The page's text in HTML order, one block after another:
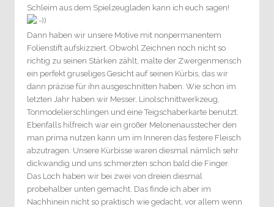
Schleim aus dem Spielzeugladen kann ich euch sagen!
Dann haben wir unsere Motive mit nonpermanentem
Folienstift aufskizziert. Obwohl Zeichnen noch nicht so
richtig zu seinen Stärken zählt, malte der Zwergenmensch
ein perfekt gruseliges Gesicht auf seinen Kürbis, das wir
dann präzise für ihn ausgeschnitten haben. Wie schon im
letzten Jahr haben wir Messer, Linolschnittwerkzeug,
Tonmodelierschlingen und eine Teigschaberkarte benutzt.
Ebenfalls hilfreich war ein großer Melonenausstecher den
man prima nutzen kann um im Inneren das festere Fleisch
abzutragen. Unsere Kürbisse waren diesmal nämlich sehr
dickwandig und uns schmerzten schon bald die Finger.
Das Loch haben wir bei zwei von dreien diesmal
probehalber unten gemacht. Das finde ich aber im
Nachhinein nicht so praktisch wie gedacht, vor allem wenn